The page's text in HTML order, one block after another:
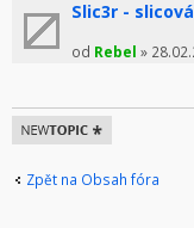
Slic3r -
od Rebel »
Odeslat nové
téma
Zpět na Obsah fóra